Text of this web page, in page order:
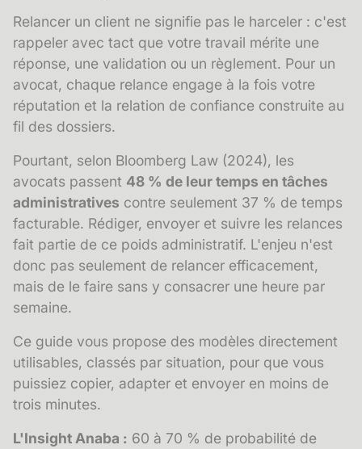
Relancer un client ne signifie pas le harceler : c'est
rappeler avec tact que votre travail mérite une
réponse, une validation ou un règlement. Pour un
avocat, chaque relance engage à la fois votre
réputation et la relation de confiance construite au
fil des dossiers.
Pourtant, selon Bloomberg Law (2024), les
avocats passent 48 % de leur temps en tâches
administratives contre seulement 37 % de temps
facturable. Rédiger, envoyer et suivre les relances
fait partie de ce poids administratif. L'enjeu n'est
donc pas seulement de relancer efficacement,
mais de le faire sans y consacrer une heure par
semaine.
Ce guide vous propose des modèles directement
utilisables, classés par situation, pour que vous
puissiez copier, adapter et envoyer en moins de
trois minutes.
L'Insight Anaba : 60 à 70 % de probabilité de